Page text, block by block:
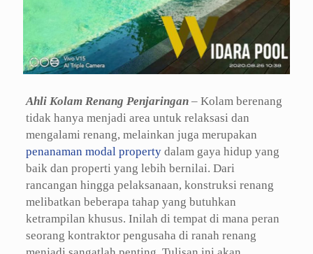
Ahli Kolam Renang Penjaringan– Kolam berenang
tidak hanya menjadi area untuk relaksasi dan
mengalami renang, melainkan juga merupakan
penanaman modal propertydalam gaya hidup yang
baik dan properti yang lebih bernilai. Dari
rancangan hingga pelaksanaan, konstruksi renang
melibatkan beberapa tahap yang butuhkan
ketrampilan khusus. Inilah di tempat di mana peran
seorang kontraktor pengusaha di ranah renang